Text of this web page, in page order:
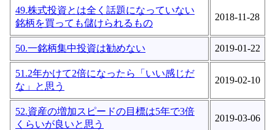
49.株式投資とは全く話題になっていない
銘柄を買っても儲けられるもの
2018-11-28
50.一銘柄集中投資は勧めない 2019-01-22
51.2年かけて2倍になったら「いい感じだ
な」と思う
2019-02-10
52.資産の増加スピードの目標は5年で3倍
くらいが良いと思う
2019-03-06